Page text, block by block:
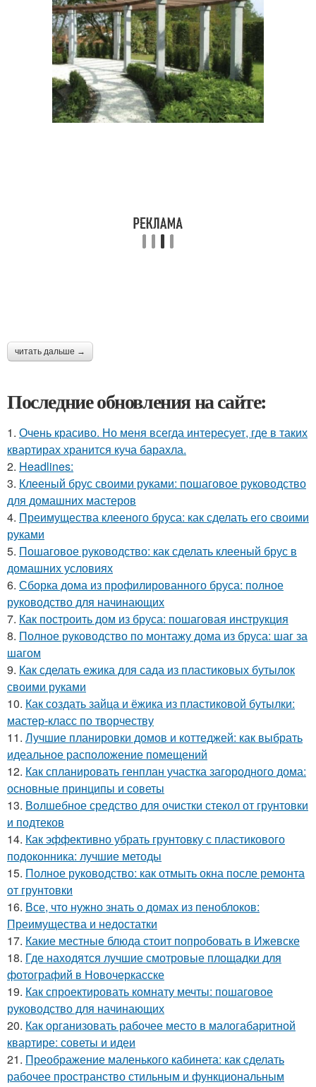
читать дальше →
Последние обновления на сайте:
1. Очень красиво. Но меня всегда интересует, где в таких
квартирах хранится куча барахла.
2. Headlines:
3. Клееный брус своими руками: пошаговое руководство
для домашних мастеров
4. Преимущества клееного бруса: как сделать его своими
руками
5. Пошаговое руководство: как сделать клееный брус в
домашних условиях
6. Сборка дома из профилированного бруса: полное
руководство для начинающих
7. Как построить дом из бруса: пошаговая инструкция
8. Полное руководство по монтажу дома из бруса: шаг за
шагом
9. Как сделать ежика для сада из пластиковых бутылок
своими руками
10. Как создать зайца и ёжика из пластиковой бутылки:
мастер-класс по творчеству
11. Лучшие планировки домов и коттеджей: как выбрать
идеальное расположение помещений
12. Как спланировать генплан участка загородного дома:
основные принципы и советы
13. Волшебное средство для очистки стекол от грунтовки
и подтеков
14. Как эффективно убрать грунтовку с пластикового
подоконника: лучшие методы
15. Полное руководство: как отмыть окна после ремонта
от грунтовки
16. Все, что нужно знать о домах из пеноблоков:
Преимущества и недостатки
17. Какие местные блюда стоит попробовать в Ижевске
18. Где находятся лучшие смотровые площадки для
фотографий в Новочеркасске
19. Как спроектировать комнату мечты: пошаговое
руководство для начинающих
20. Как организовать рабочее место в малогабаритной
квартире: советы и идеи
21. Преображение маленького кабинета: как сделать
рабочее пространство стильным и функциональным